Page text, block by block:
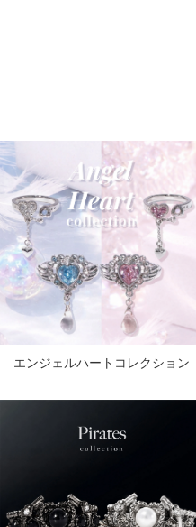
エンジェルハートコレクション